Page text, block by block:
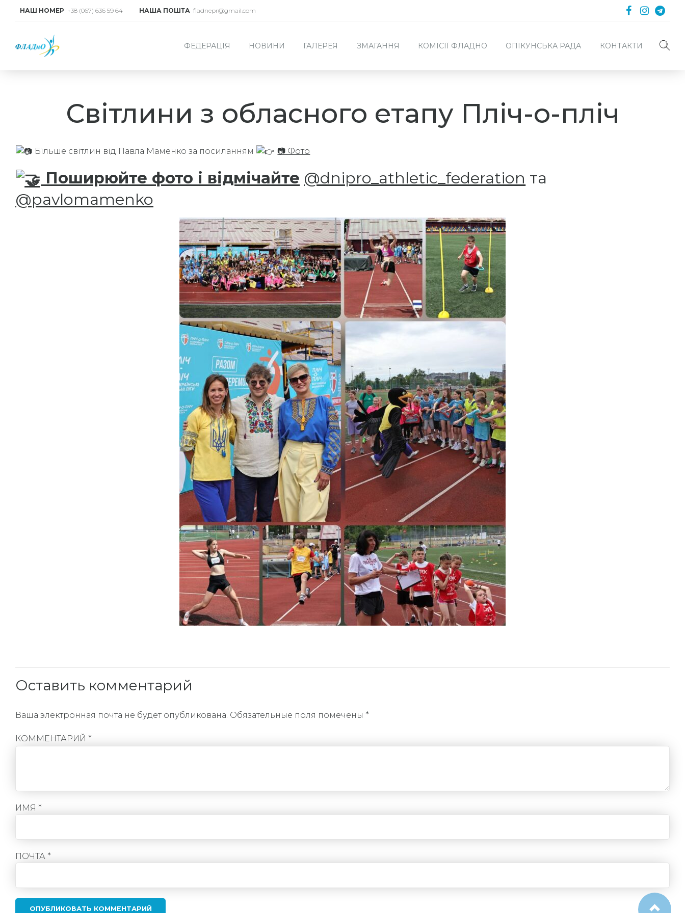
НАШ НОМЕР +38 (067) 636 59 64 НАША ПОШТА fladnepr@gmail.com
ФЕДЕРАЦІЯ НОВИНИ ГАЛЕРЕЯ ЗМАГАННЯ КОМІСІЇ ФЛАДНО ОПІКУНСЬКА РАДА КОНТАКТИ
Світлини з обласного етапу Пліч-о-пліч
Більше світлин від Павла Маменко за посиланням 📷 Фото
Поширюйте фото і відмічайте @dnipro_athletic_federation та
@pavlomamenko
Оставить комментарий
Ваша электронная почта не будет опубликована. Обязательные поля помечены *
КОММЕНТАРИЙ *
ИМЯ *
ПОЧТА *
ОПУБЛИКОВАТЬ КОММЕНТАРИЙ